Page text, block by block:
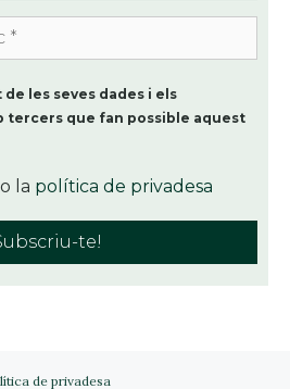
les seves dades i els
tercers que fan possible aquest
la política de privadesa
de privadesa